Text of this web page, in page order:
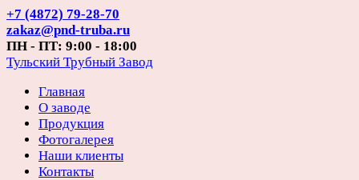
Перейти
к
содержанию
+7 (4872) 79-28-70
zakaz@pnd-truba.ru
ПН - ПТ: 9:00 - 18:00
Тульский Трубный Завод
Главная
О заводе
Продукция
Фотогалерея
Наши клиенты
Контакты